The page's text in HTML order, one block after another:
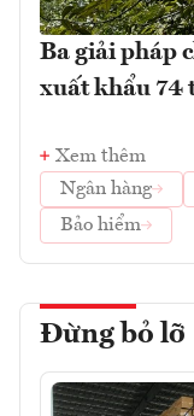
Ba giải pháp
xuất khẩu 74
Xem thêm
Ngân hàng
Bảo hiểm
Đừng bỏ lỡ